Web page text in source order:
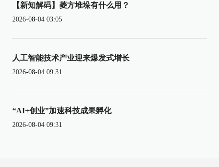
【新知解码】菱方堆垛有什么用？
2026-08-04 03:05
人工智能技术产业迎来爆发式增长
2026-08-04 09:31
“AI+创业”加速科技成果孵化
2026-08-04 09:31